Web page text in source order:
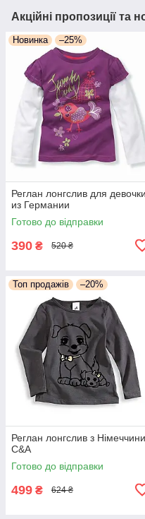
Акційні пропозиції та
Новинка –25%
Реглан лонгслив для девочки
из Германии
Готово до відправки
390 ₴ 520 ₴
Топ продажів –20%
Реглан лонгслив з Німеччини,
C&A
Готово до відправки
499 ₴ 624 ₴